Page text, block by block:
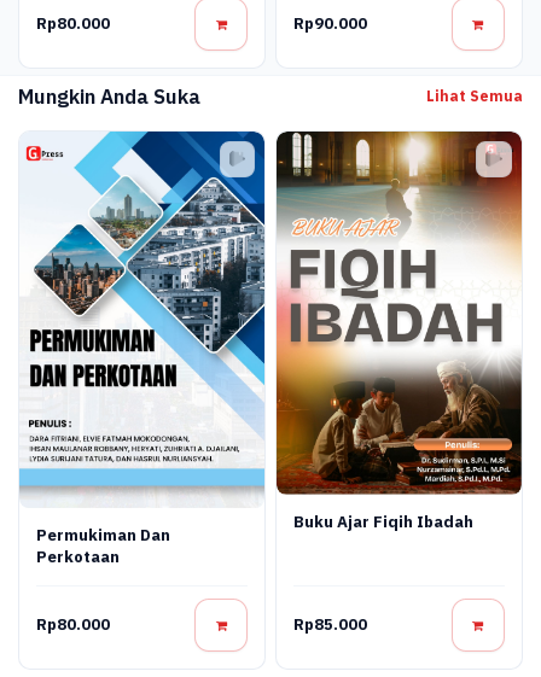
Rp80.000 Rp90.000
Mungkin Anda Suka Lihat Semua
Permukiman Dan
Perkotaan
Rp80.000
Buku Ajar Fiqih Ibadah
Rp85.000